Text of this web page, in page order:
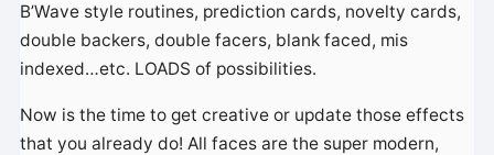
B’Wave style routines, prediction cards, novelty cards,
double backers, double facers, blank faced, mis
indexed…etc. LOADS of possibilities.
Now is the time to get creative or update those effects
that you already do! All faces are the super modern,